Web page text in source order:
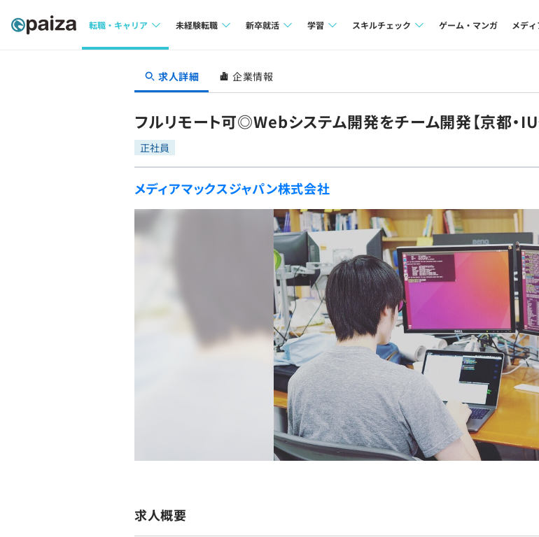
転職・キャリア
転職成功ガイド
転職エージェント
未経験転職
求人検索
転職成功ガイド
新卒就活
本選考
イベント・セミナー
インタビュー
就活成功ガイド
学習
4択課題
リファレンス
プラン
個人向けプラン
法人向けプラン
学校向けプラン
契約内容・クーポン
スキルチェック
評価結果一覧
ゲーム・マンガ メデ
note
求人詳細 企業情報
フルリモート可◎Webシステム開発をチーム開発【京都・
正社員
メディアマックスジャパン株式会社
求人概要